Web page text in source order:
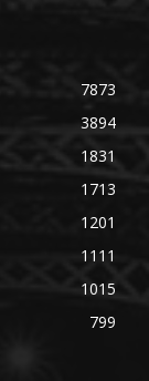
7873
3894
1831
1713
1201
1111
1015
799